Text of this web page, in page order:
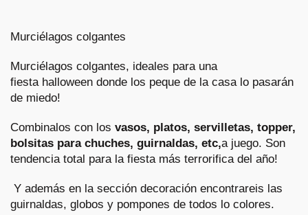
Murciélagos colgantes
Murciélagos colgantes, ideales para una
fiestahalloween donde los peque de la casa lo pasarán
de miedo!
Combinalos con los vasos, platos, servilletas, topper,
bolsitas para chuches, guirnaldas, etc,a juego. Son
tendencia total para la fiesta más terrorifica del año!
Y además en la sección decoración encontrareis las
guirnaldas, globos y pompones de todos lo colores.